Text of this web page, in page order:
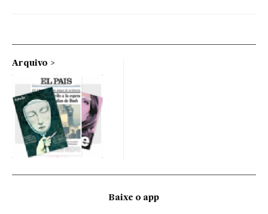
Arquivo
Baixe o app